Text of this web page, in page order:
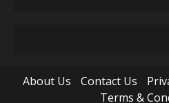
About Us Contact Us
Terms &